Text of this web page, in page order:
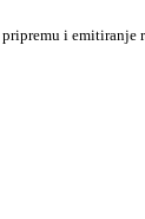
pripremu i